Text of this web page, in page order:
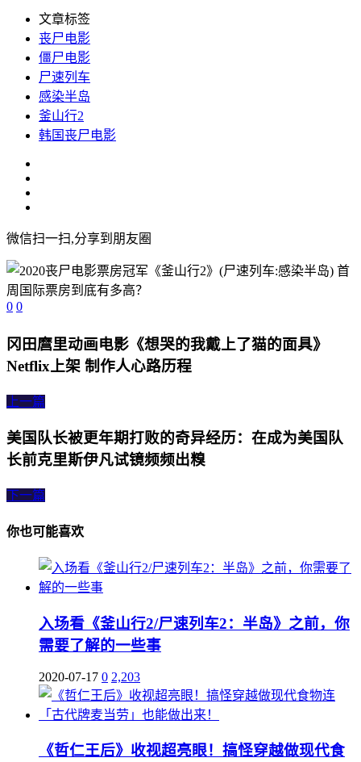
文章标签
丧尸电影
僵尸电影
尸速列车
感染半岛
釜山行2
韩国丧尸电影
微信扫一扫,分享到朋友圈
0 0
冈田麿里动画电影《想哭的我戴上了猫的面具》
Netflix上架 制作人心路历程
上一篇
美国队长被更年期打败的奇异经历：在成为美国队
长前克里斯伊凡试镜频频出糗
下一篇
你也可能喜欢
入场看《釜山行2/尸速列车2：半岛》之前，你
需要了解的一些事
2020-07-17 0 2,203
《哲仁王后》收视超亮眼！搞怪穿越做现代食